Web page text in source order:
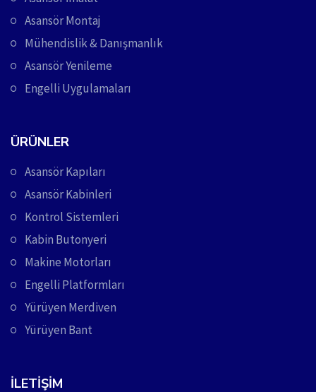
Asansör Montaj
Mühendislik & Danışmanlık
Asansör Yenileme
Engelli Uygulamaları
ÜRÜNLER
Asansör Kapıları
Asansör Kabinleri
Kontrol Sistemleri
Kabin Butonyeri
Makine Motorları
Engelli Platformları
Yürüyen Merdiven
Yürüyen Bant
İLETIŞIM